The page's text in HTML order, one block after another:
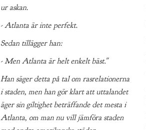
ur askan.
- Atlanta är inte perfekt.
Sedan tillägger han:
- Men Atlanta är helt enkelt bäst."
Han säger detta på tal om rasrelationerna
i staden, men han gör klart att uttalandet
äger sin giltighet beträffande det mesta i
Atlanta, om man nu vill jämföra staden